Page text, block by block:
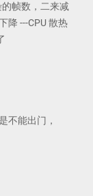
的帧数，二来减
降 ---CPU 散热
不能出门，